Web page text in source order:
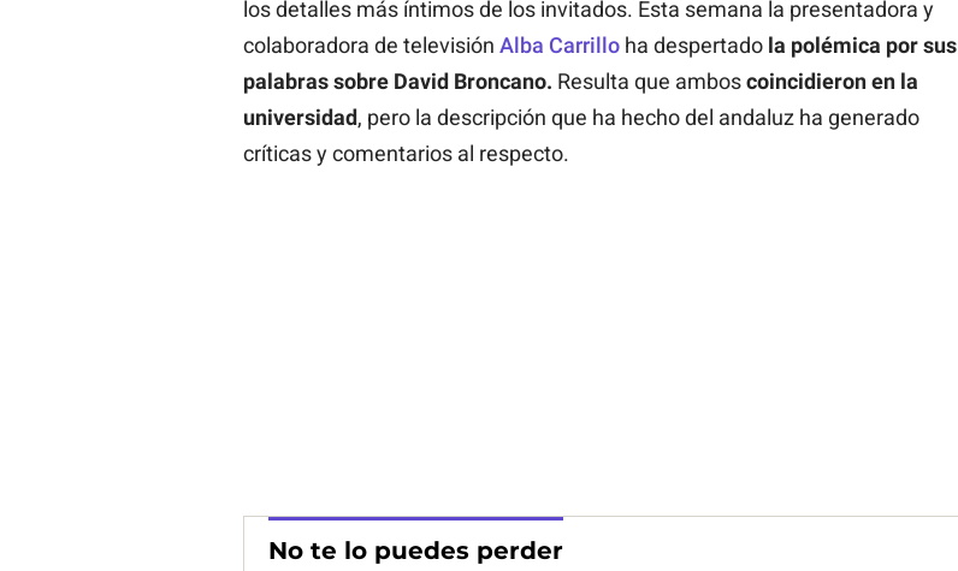
los detalles más íntimos de los invitados. Esta semana la presentadora y
colaboradora de televisión Alba Carrilloha despertado la polémica por sus
palabras sobre David Broncano. Resulta que amboscoincidieron en la
universidad, pero la descripción que ha hecho del andaluz ha generado
críticas y comentarios al respecto.
No te lo puedes perder